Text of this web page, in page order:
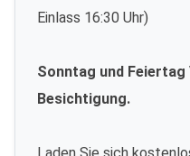
Einlass 16:30 Uhr)
Sonntag und
Besichtigung.